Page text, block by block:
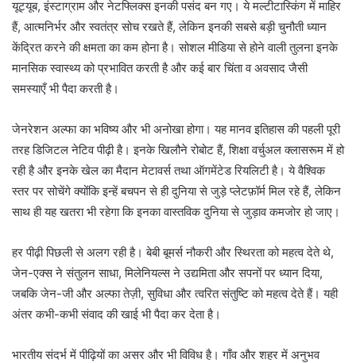
यूट्यूब, इंस्टाग्राम और नेटफ्लिक्स इनकी पसंद बन गए। ये मल्टीटास्किंग में माहिर
हैं, आत्मनिर्भर और स्वतंत्र सोच रखते हैं, लेकिन इनकी सबसे बड़ी चुनौती ध्यान
केंद्रित करने की क्षमता का कम होना है। सोशल मीडिया से होने वाली तुलना इनके
मानसिक स्वास्थ्य को प्रभावित करती है और कई बार चिंता व अवसाद जैसी
समस्याएँ भी पैदा करती है।
जेनरेशन अल्फा का भविष्य और भी अनोखा होगा। यह मानव इतिहास की पहली पूरी
तरह डिजिटल नेटिव पीढ़ी है। इनके खिलौने रोबोट हैं, शिक्षा वर्चुअल क्लासरूम में हो
रही है और इनके खेल का मैदान मेटावर्स तथा ऑगमेंटेड रियलिटी है। ये वैश्विक
स्तर पर सोचेंगे क्योंकि इन्हें बचपन से ही दुनिया से जुड़े प्लेटफ़ॉर्म मिल रहे हैं, लेकिन
साथ ही यह खतरा भी रहेगा कि इनका वास्तविक दुनिया से जुड़ाव कमजोर हो जाए।
हर पीढ़ी पिछली से अलग रही है। बेबी बूमर्स नौकरी और स्थिरता को महत्व देते थे,
जेन-एक्स ने संतुलन साधा, मिलेनियल्स ने उद्यमिता और सपनों पर ध्यान दिया,
जबकि जेन-जी और अल्फा तेज़ी, सुविधा और त्वरित संतुष्टि को महत्व देते हैं। यही
अंतर कभी-कभी संवाद की खाई भी पैदा कर देता है।
भारतीय संदर्भ में पीढ़ियों का असर और भी विविध है। गाँव और शहर में अनुभव